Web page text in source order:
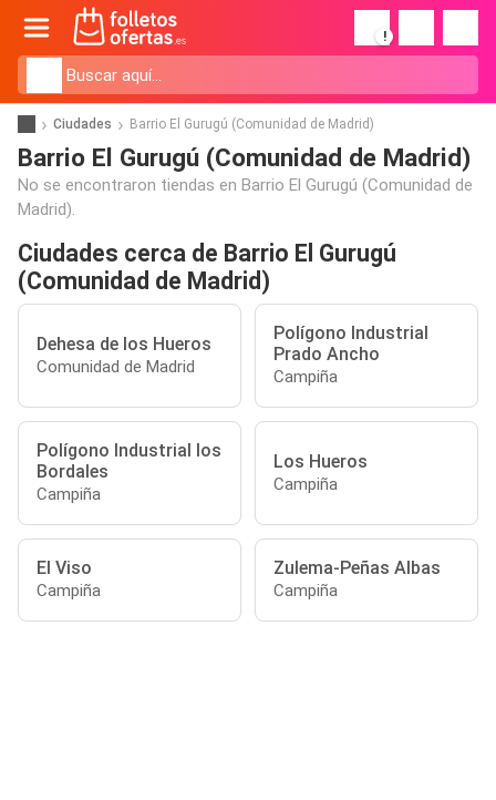
!
Ciudades Barrio El Gurugú (Comunidad de Madrid)
Barrio El Gurugú (Comunidad de Madrid)
No se encontraron tiendas en Barrio El Gurugú (Comunidad de
Madrid).
Ciudades cerca de Barrio El Gurugú
(Comunidad de Madrid)
Dehesa de los Hueros
Comunidad de Madrid
Polígono Industrial
Prado Ancho
Campiña
Polígono Industrial los
Bordales
Campiña
Los Hueros
Campiña
El Viso
Campiña
Zulema-Peñas Albas
Campiña